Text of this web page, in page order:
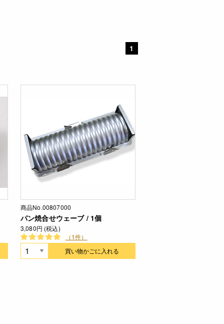
1
商品No.00807000
パン焼合せウェーブ / 1個
3,080円 (税込)
（1件）
買い物かごに入れる